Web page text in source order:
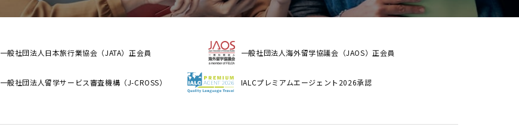
一般社団法人日本旅行業協会（JATA）正会員 一般社団法人海外留学協議会（JAOS）正会員
一般社団法人留学サービス審査機構（J-CROSS） IALCプレミアムエージェント2026承認